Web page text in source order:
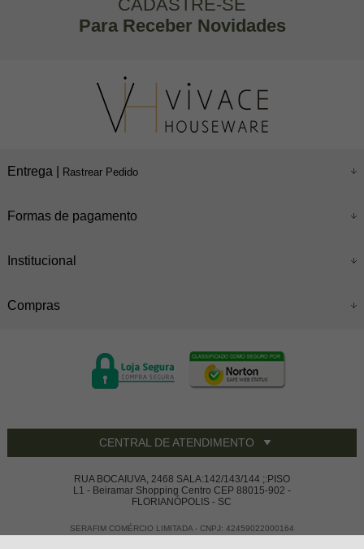
CADASTRE-SE
Para Receber Novidades
Entrega | Rastrear Pedido
Formas de pagamento
Institucional
Compras
CENTRAL DE ATENDIMENTO
RUA BOCAIUVA, 2468 SALA:142/143/144 ;:PISO
L1 - Beiramar Shopping Centro CEP 88015-902 -
FLORIANÓPOLIS - SC
SERAFIM COMÉRCIO LIMITADA - CNPJ: 42459022000164